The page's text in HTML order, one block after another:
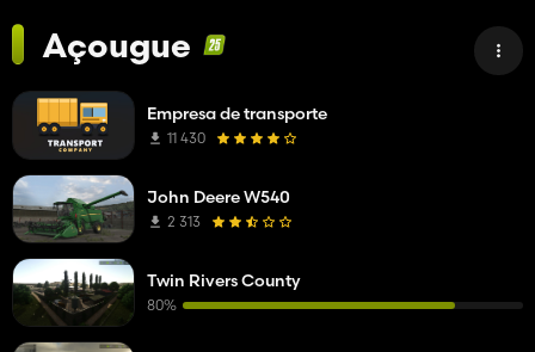
Açougue
Empresa de transporte
11 430
John Deere W540
2 313
Twin Rivers County
80%